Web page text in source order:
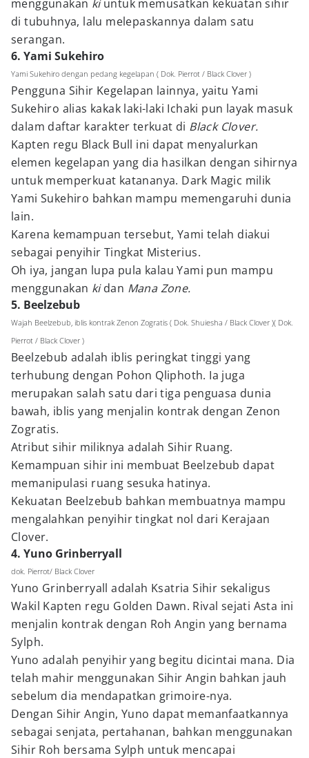
menggunakan kiuntuk memusatkan kekuatan sihir
di tubuhnya, lalu melepaskannya dalam satu
serangan.
6. Yami Sukehiro
Yami Sukehiro dengan pedang kegelapan ( Dok. Pierrot / Black Clover )
Pengguna Sihir Kegelapan lainnya, yaitu Yami
Sukehiro alias kakak laki-laki Ichaki pun layak masuk
dalam daftar karakter terkuat di Black Clover.
Kapten regu Black Bull ini dapat menyalurkan
elemen kegelapan yang dia hasilkan dengan sihirnya
untuk memperkuat katananya. Dark Magic milik
Yami Sukehiro bahkan mampu memengaruhi dunia
lain.
Karena kemampuan tersebut, Yami telah diakui
sebagai penyihir Tingkat Misterius.
Oh iya, jangan lupa pula kalau Yami pun mampu
menggunakan kidan Mana Zone.
5. Beelzebub
Wajah Beelzebub, iblis kontrak Zenon Zogratis ( Dok. Shuiesha / Black Clover )( Dok.
Pierrot / Black Clover )
Beelzebub adalah iblis peringkat tinggi yang
terhubung dengan Pohon Qliphoth. Ia juga
merupakan salah satu dari tiga penguasa dunia
bawah, iblis yang menjalin kontrak dengan Zenon
Zogratis.
Atribut sihir miliknya adalah Sihir Ruang.
Kemampuan sihir ini membuat Beelzebub dapat
memanipulasi ruang sesuka hatinya.
Kekuatan Beelzebub bahkan membuatnya mampu
mengalahkan penyihir tingkat nol dari Kerajaan
Clover.
4. Yuno Grinberryall
dok. Pierrot/ Black Clover
Yuno Grinberryall adalah Ksatria Sihir sekaligus
Wakil Kapten regu Golden Dawn. Rival sejati Asta ini
menjalin kontrak dengan Roh Angin yang bernama
Sylph.
Yuno adalah penyihir yang begitu dicintai mana. Dia
telah mahir menggunakan Sihir Angin bahkan jauh
sebelum dia mendapatkan grimoire-nya.
Dengan Sihir Angin, Yuno dapat memanfaatkannya
sebagai senjata, pertahanan, bahkan menggunakan
Sihir Roh bersama Sylph untuk mencapai